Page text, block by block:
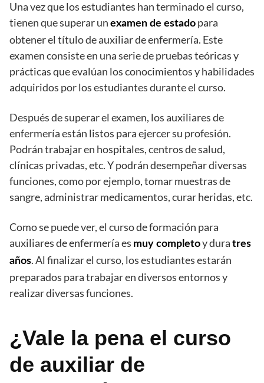
Una vez que los estudiantes han terminado el curso,
tienen que superar un examen de estado para
obtener el título de auxiliar de enfermería. Este
examen consiste en una serie de pruebas teóricas y
prácticas que evalúan los conocimientos y habilidades
adquiridos por los estudiantes durante el curso.
Después de superar el examen, los auxiliares de
enfermería están listos para ejercer su profesión.
Podrán trabajar en hospitales, centros de salud,
clínicas privadas, etc. Y podrán desempeñar diversas
funciones, como por ejemplo, tomar muestras de
sangre, administrar medicamentos, curar heridas, etc.
Como se puede ver, el curso de formación para
auxiliares de enfermería es muy completoy dura tres
años. Al finalizar el curso, los estudiantes estarán
preparados para trabajar en diversos entornos y
realizar diversas funciones.
¿Vale la pena el curso
de auxiliar de